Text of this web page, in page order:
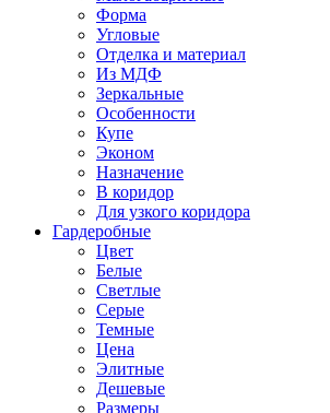
Форма
Угловые
Отделка и материал
Из МДФ
Зеркальные
Особенности
Купе
Эконом
Назначение
В коридор
Для узкого коридора
Гардеробные
Цвет
Белые
Светлые
Серые
Темные
Цена
Элитные
Дешевые
Размеры